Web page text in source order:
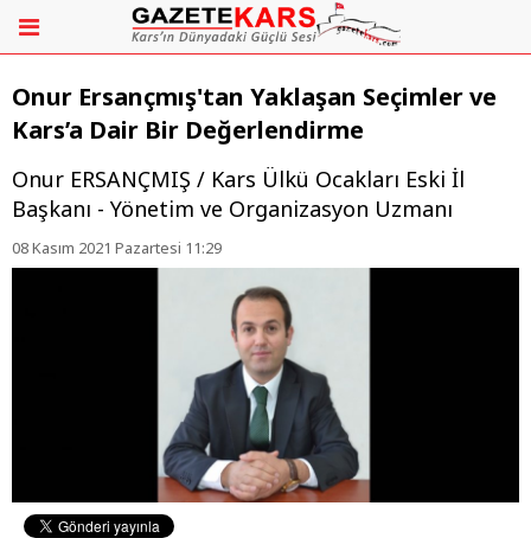
Onur Ersançmış'tan Yaklaşan Seçimler ve
Kars’a Dair Bir Değerlendirme
Onur ERSANÇMIŞ / Kars Ülkü Ocakları Eski İl
Başkanı - Yönetim ve Organizasyon Uzmanı
08 Kasım 2021 Pazartesi 11:29